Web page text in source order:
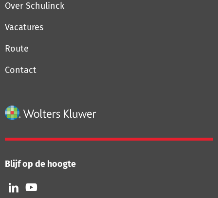
Over Schulinck
Vacatures
Route
Contact
Blijf op de hoogte
Volg
ons
Volg
ons